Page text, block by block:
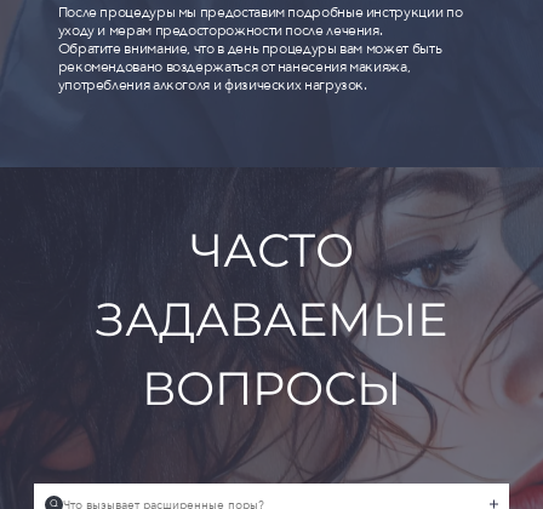
После процедуры мы предоставим подробные инструкции по
уходу и мерам предосторожности после лечения.
Обратите внимание, что в день процедуры вам может быть
рекомендовано воздержаться от нанесения макияжа,
употребления алкоголя и физических нагрузок.
ЧАСТО
ЗАДАВАЕМЫЕ
ВОПРОСЫ
Q Что вызывает расширенные поры?